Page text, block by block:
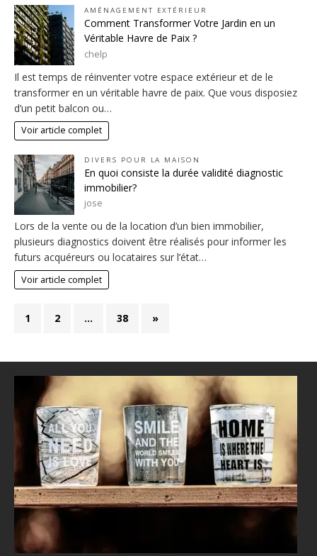
AMÉNAGEMENT EXTÉRIEUR
Comment Transformer Votre Jardin en un
Véritable Havre de Paix ?
chelp
Il est temps de réinventer votre espace extérieur et de le
transformer en un véritable havre de paix. Que vous disposiez
d’un petit balcon ou…
Voir article complet
DIVERS POUR LA MAISON
En quoi consiste la durée validité diagnostic
immobilier?
jose
Lors de la vente ou de la location d’un bien immobilier,
plusieurs diagnostics doivent être réalisés pour informer les
futurs acquéreurs ou locataires sur l’état…
Voir article complet
1 2 … 38 »